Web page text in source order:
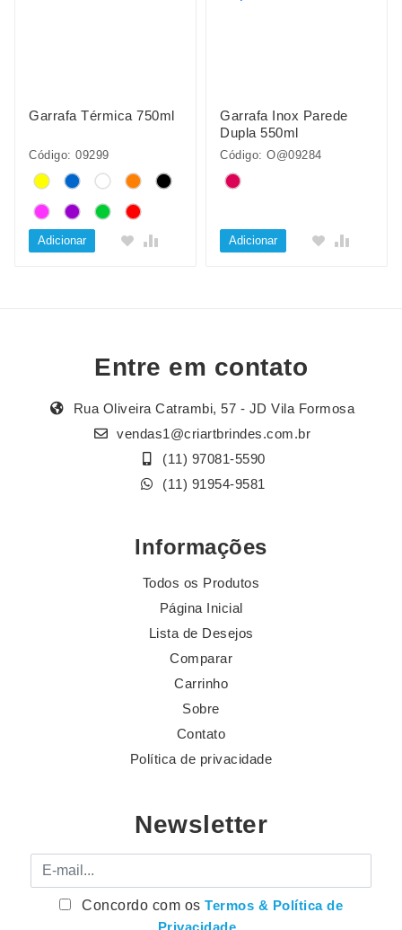
Garrafa Térmica 750ml
Código: 09299
Adicionar
Garrafa Inox Parede
Dupla 550ml
Código: O@09284
Adicionar
Entre em contato
Rua Oliveira Catrambi, 57 - JD Vila Formosa
vendas1@criartbrindes.com.br
(11) 97081-5590
(11) 91954-9581
Informações
Todos os Produtos
Página Inicial
Lista de Desejos
Comparar
Carrinho
Sobre
Contato
Política de privacidade
Newsletter
E-mail
Concordo com osTermos & Política de